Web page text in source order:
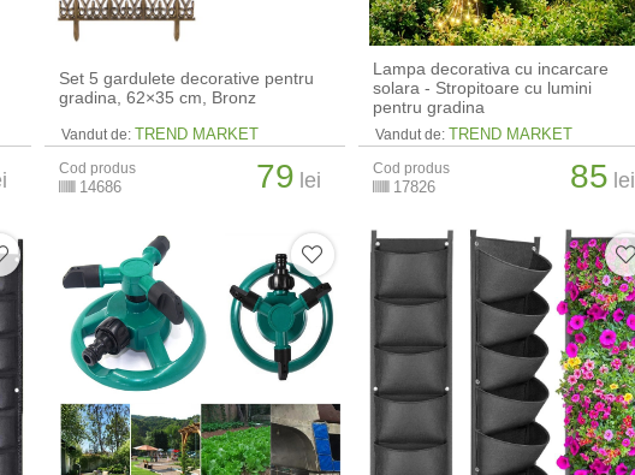
Set 5 gardulete decorative pentru
gradina, 62×35 cm, Bronz
Vandut de: TREND MARKET
Cod produs
14686 79 lei
Lampa decorativa cu incarcare
solara - Stropitoare cu lumini
pentru gradina
Vandut de: TREND MARKET
Cod produs
17826 85 lei